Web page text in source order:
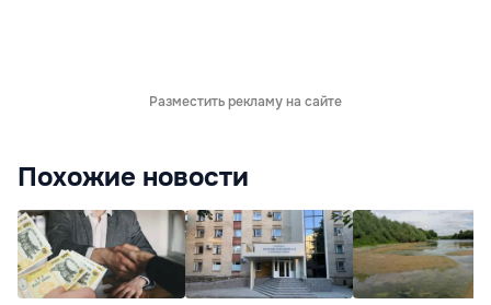
Разместить рекламу на сайте
Похожие новости